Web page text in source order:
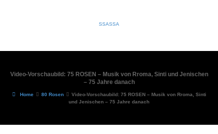
SSASSA
Video-Vorschaubild: 75 ROSEN – Musik von Rroma, Sinti und Jenischen
– 75 Jahre danach
Home 80 Rosen
Video-Vorschaubild: 75 ROSEN – Musik von Rroma, Sinti
und Jenischen – 75 Jahre danach